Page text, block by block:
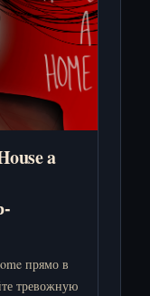
a
прямо в
тревожную